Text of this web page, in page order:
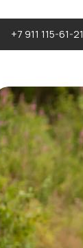
+7 911 115-61-21